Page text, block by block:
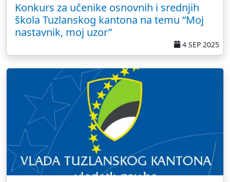
Konkurs za učenike osnovnih i srednjih
škola Tuzlanskog kantona na temu “Moj
nastavnik, moj uzor”
4 SEP 2025